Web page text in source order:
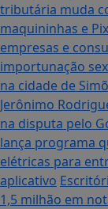
tributária muda
maquininhas e
empresas e
importunação
na cidade de
Jerônimo
na disputa pelo
lança programa
elétricas para
aplicativo
1,5 milhão em